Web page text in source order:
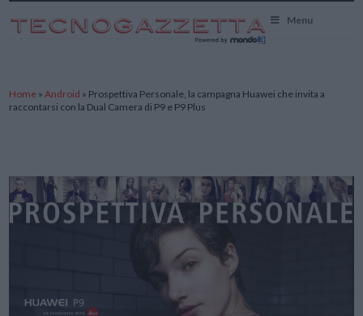
Menu
Home »Android » Prospettiva Personale, la campagna Huawei che invita a
raccontarsi con la Dual Camera di P9 e P9 Plus